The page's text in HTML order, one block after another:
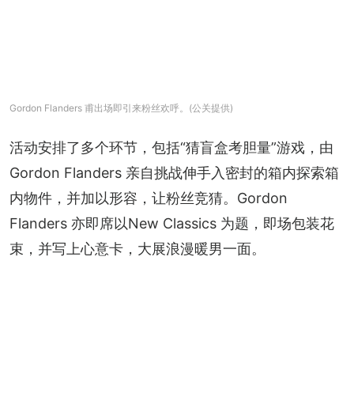
Gordon Flanders 甫出场即引来粉丝欢呼。(公关提供)
活动安排了多个环节，包括“猜盲盒考胆量”游戏，由
Gordon Flanders 亲自挑战伸手入密封的箱内探索箱
内物件，并加以形容，让粉丝竞猜。Gordon
Flanders 亦即席以New Classics 为题，即场包装花
束，并写上心意卡，大展浪漫暖男一面。